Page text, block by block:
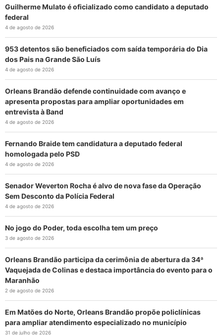
Guilherme Mulato é oficializado como candidato a deputado
federal
4 de agosto de 2026
953 detentos são beneficiados com saída temporária do Dia
dos Pais na Grande São Luís
4 de agosto de 2026
Orleans Brandão defende continuidade com avanço e
apresenta propostas para ampliar oportunidades em
entrevista à Band
4 de agosto de 2026
Fernando Braide tem candidatura a deputado federal
homologada pelo PSD
4 de agosto de 2026
Senador Weverton Rocha é alvo de nova fase da Operação
Sem Desconto da Polícia Federal
4 de agosto de 2026
No jogo do Poder, toda escolha tem um preço
3 de agosto de 2026
Orleans Brandão participa da cerimônia de abertura da 34ª
Vaquejada de Colinas e destaca importância do evento para o
Maranhão
2 de agosto de 2026
Em Matões do Norte, Orleans Brandão propõe policlínicas
para ampliar atendimento especializado no município
31 de julho de 2026